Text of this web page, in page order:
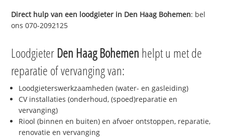
Direct hulp van een loodgieter in Den Haag Bohemen: bel
ons 070-2092125
Loodgieter Den Haag Bohemen helpt u met de
reparatie of vervanging van:
Loodgieterswerkzaamheden (water- en gasleiding)
CV installaties (onderhoud, (spoed)reparatie en
vervanging)
Riool (binnen en buiten) en afvoer ontstoppen, reparatie,
renovatie en vervanging